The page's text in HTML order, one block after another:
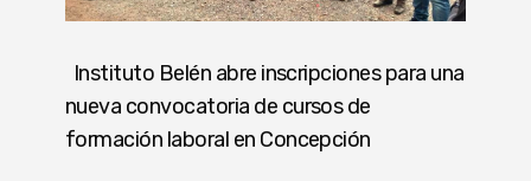
Instituto Belén abre inscripciones para una
nueva convocatoria de cursos de
formación laboral en Concepción